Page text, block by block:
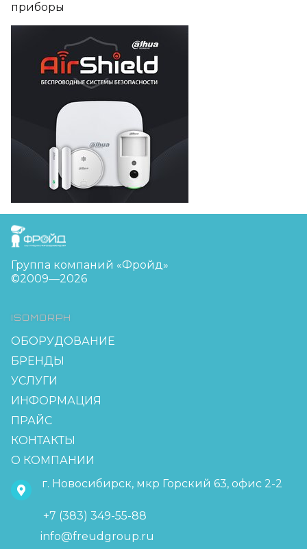
приборы
FreudGroup
Группа компаний «Фройд»
©2009—2026
ISOMORPH
ОБОРУДОВАНИЕ
БРЕНДЫ
УСЛУГИ
ИНФОРМАЦИЯ
ПРАЙС
КОНТАКТЫ
О КОМПАНИИ
г. Новосибирск, мкр Горский 63, офис 2-2
+7 (383) 349-55-88
info@freudgroup.ru